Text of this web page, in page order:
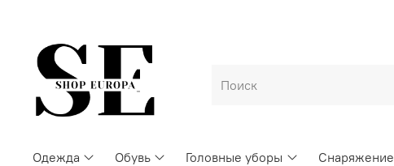
Одежда Обувь Головные уборы Снаряжение